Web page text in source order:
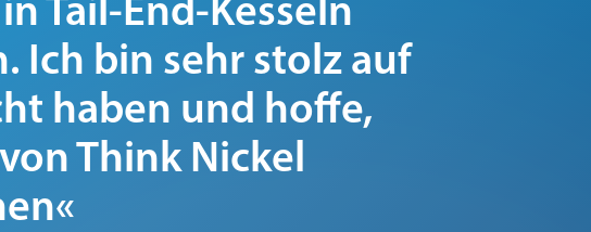
Ich bin sehr stolz auf
haben und hoffe,
Think Nickel